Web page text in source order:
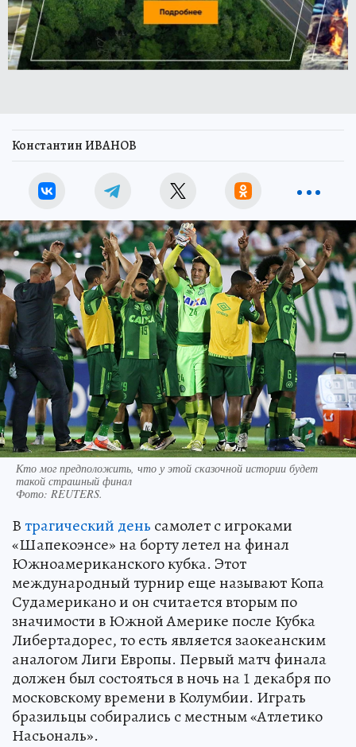
Константин ИВАНОВ
Кто мог предположить, что у этой сказочной истории будет
такой страшный финал
Фото: REUTERS.
Втрагический день самолет с игроками
«Шапекоэнсе» на борту летел на финал
Южноамериканского кубка. Этот
международный турнир еще называют Копа
Судамерикано и он считается вторым по
значимости в Южной Америке после Кубка
Либертадорес, то есть является заокеанским
аналогом Лиги Европы. Первый матч финала
должен был состояться в ночь на 1 декабря по
московскому времени в Колумбии. Играть
бразильцы собирались с местным «Атлетико
Насьональ».